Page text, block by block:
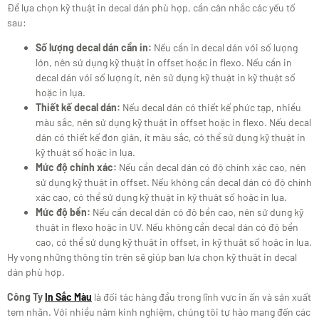
Để lựa chọn kỹ thuật in decal dán phù hợp, cần cân nhắc các yếu tố
sau:
Số lượng decal dán cần in: Nếu cần in decal dán với số lượng
lớn, nên sử dụng kỹ thuật in offset hoặc in flexo. Nếu cần in
decal dán với số lượng ít, nên sử dụng kỹ thuật in kỹ thuật số
hoặc in lụa.
Thiết kế decal dán: Nếu decal dán có thiết kế phức tạp, nhiều
màu sắc, nên sử dụng kỹ thuật in offset hoặc in flexo. Nếu decal
dán có thiết kế đơn giản, ít màu sắc, có thể sử dụng kỹ thuật in
kỹ thuật số hoặc in lụa.
Mức độ chính xác: Nếu cần decal dán có độ chính xác cao, nên
sử dụng kỹ thuật in offset. Nếu không cần decal dán có độ chính
xác cao, có thể sử dụng kỹ thuật in kỹ thuật số hoặc in lụa.
Mức độ bền: Nếu cần decal dán có độ bền cao, nên sử dụng kỹ
thuật in flexo hoặc in UV. Nếu không cần decal dán có độ bền
cao, có thể sử dụng kỹ thuật in offset, in kỹ thuật số hoặc in lụa.
Hy vọng những thông tin trên sẽ giúp bạn lựa chọn kỹ thuật in decal
dán phù hợp.
Công TyIn Sắc Màu là đối tác hàng đầu trong lĩnh vực in ấn và sản xuất
tem nhãn. Với nhiều năm kinh nghiệm, chúng tôi tự hào mang đến các